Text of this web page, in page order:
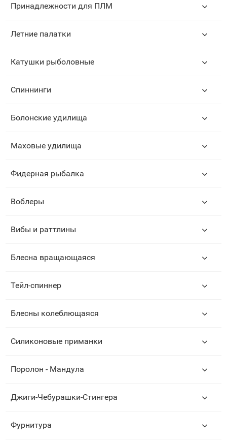
Принадлежности для ПЛМ
Летние палатки
Катушки рыболовные
Спиннинги
Болонские удилища
Маховые удилища
Фидерная рыбалка
Воблеры
Вибы и раттлины
Блесна вращающаяся
Тейл-спиннер
Блесны колеблющаяся
Силиконовые приманки
Поролон - Мандула
Джиги-Чебурашки-Стингера
Фурнитура